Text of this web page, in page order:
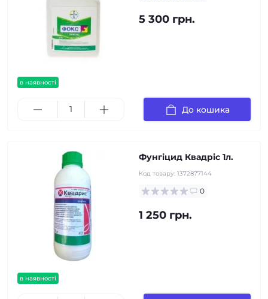
в наявності
5 300 грн.
До кошика
в наявності
Фунгіцид Квадріс 1л.
Код товару: 1372877144
0
1 250 грн.